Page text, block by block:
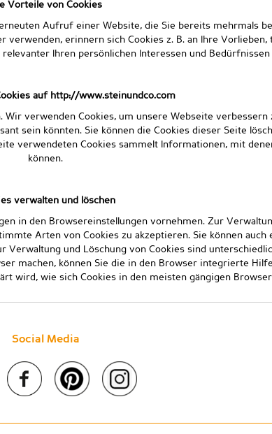
Vorteile von Cookies
Aufruf einer Website, die Sie bereits mehrmals
verwenden, erinnern sich Cookies z. B. an Ihre
Ihren persönlichen Interessen und Bedürfnissen
auf http://www.steinundco.com
verwenden Cookies, um unsere Webseite verbessern
sein könnten. Sie können die Cookies dieser Seite
verwendeten Cookies sammelt Informationen, mit
können.
verwalten und löschen
in den Browsereinstellungen vornehmen. Zur
Arten von Cookies zu akzeptieren. Sie können auch
und Löschung von Cookies sind
machen, können Sie die in den Browser integrierte
wie sich Cookies in den meisten gängigen
Social Media